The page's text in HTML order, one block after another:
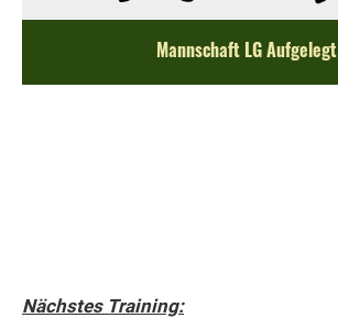
Mannschaft LG Aufgelegt
Nächstes Training: